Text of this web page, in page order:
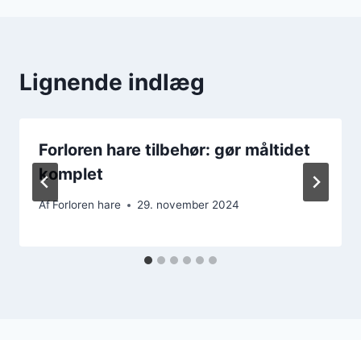
Lignende indlæg
Forloren hare tilbehør: gør måltidet
komplet
AfForloren hare 29. november 2024